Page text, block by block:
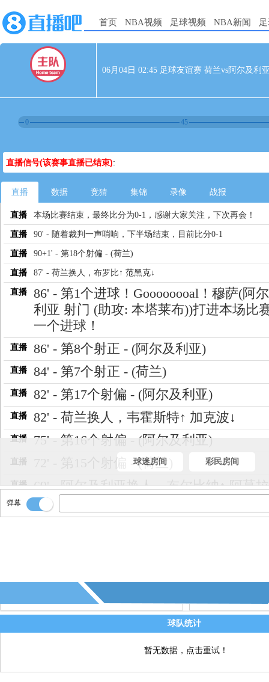
首页 NBA视频 足球视频 NBA新闻
06月04日 02:45 足球友谊赛 荷兰vs阿尔及利
0 45
直播信号(该赛事直播已结束):
直播 数据 竞猜 集锦 录像 战报
直播 本场比赛结束，最终比分为0-1，感谢大家关注，下次再会！
直播 90' - 随着裁判一声哨响，下半场结束，目前比分0-1
直播 90+1' - 第18个射偏 - (荷兰)
直播 87' - 荷兰换人，布罗比↑ 范黑克↓
直播
86' - 第1个进球！Goooooooal！穆萨(阿
利亚 射门 (助攻: 本塔莱布))打进本场比
一个进球！
直播 86' - 第8个射正 - (阿尔及利亚)
直播 84' - 第7个射正 - (荷兰)
直播 82' - 第17个射偏 - (阿尔及利亚)
直播 82' - 荷兰换人，韦霍斯特↑ 加克波↓
直播 75' - 第16个射偏 - (阿尔及利亚)
直播 72' - 第15个射偏 - (荷兰)
直播 69' - 阿尔及利亚换人，布尔比纳↑ 阿莫
直播 68' - 荷兰换人，海特勒伊达↑ 维费尔↓
球迷房间 彩民房间
弹幕
球队统计
暂无数据，点击重试！